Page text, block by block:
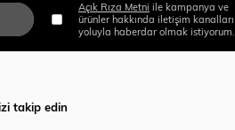
Açık Rıza Metni ile kampanya ve
ürünler hakkında iletişim kanalları
yoluyla haberdar olmak istiyorum.
takip edin